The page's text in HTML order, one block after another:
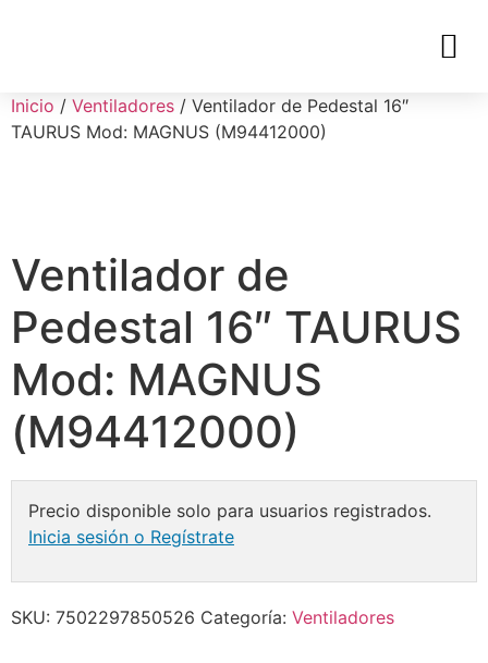
Inicio / Ventiladores / Ventilador de Pedestal 16″
TAURUS Mod: MAGNUS (M94412000)
Ventilador de
Pedestal 16″ TAURUS
Mod: MAGNUS
(M94412000)
Precio disponible solo para usuarios registrados.
Inicia sesión o Regístrate
SKU: 7502297850526 Categoría: Ventiladores